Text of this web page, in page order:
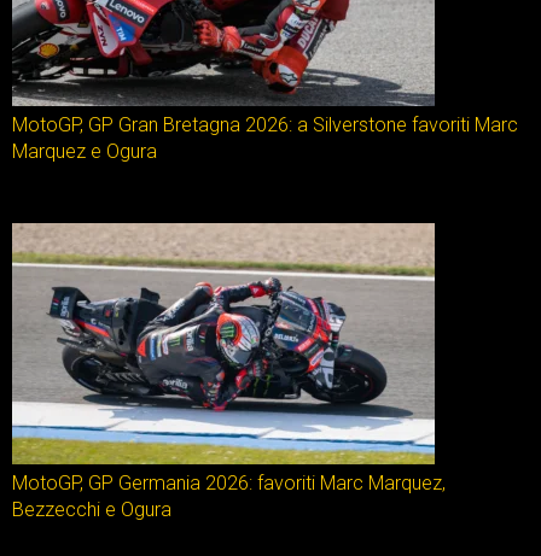
MotoGP, GP Gran Bretagna 2026: a Silverstone favoriti Marc
Marquez e Ogura
MotoGP, GP Germania 2026: favoriti Marc Marquez,
Bezzecchi e Ogura